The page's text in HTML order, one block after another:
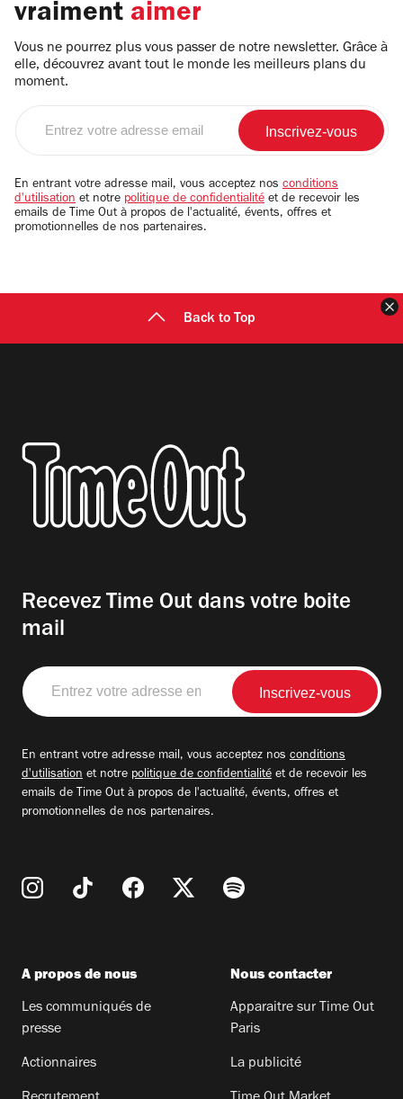
vraiment aimer
Vous ne pourrez plus vous passer de notre newsletter. Grâce à
elle, découvrez avant tout le monde les meilleurs plans du
moment.
email
En entrant votre adresse mail, vous acceptez nos conditions
d'utilisation et notre politique de confidentialité et de recevoir les
emails de Time Out à propos de l'actualité, évents, offres et
promotionnelles de nos partenaires.
Back to Top
Recevez Time Out dans votre boite
mail
Entrez
votre
adresse
En entrant votre adresse mail, vous acceptez nos conditions
d'utilisation et notre politique de confidentialité et de recevoir les
emails de Time Out à propos de l'actualité, évents, offres et
promotionnelles de nos partenaires.
A propos de nous
Les communiqués de
presse
Actionnaires
Nous contacter
Apparaitre sur Time Out
Paris
La publicité